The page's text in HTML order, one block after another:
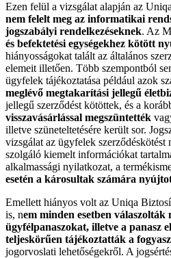
Ezen felül a vizsgálat alapján az
nem felelt meg az informatikai
jogszabályi rendelkezéseknek. Az
és befektetési egységekhez kötött
hiányosságokat talált az általános
elemeit illetően. Több szempontból
ügyfelek tájékoztatása például azok
meglévő megtakarítási jellegű
jellegű szerződést kötöttek, és a
visszavásárlással megszüntették
illetve szüneteltetésére került sor.
vizsgálat az ügyfelek szerződéskötést
szolgáló kiemelt információkat
alkalmassági nyilatkozat, a
esetén a károsultak számára
Emellett hiányos volt az Uniqa
is, nem minden esetben válaszolták
ügyfélpanaszokat, illetve a panasz
teljeskörűen tájékoztatták a
jogorvoslati lehetőségekről. A